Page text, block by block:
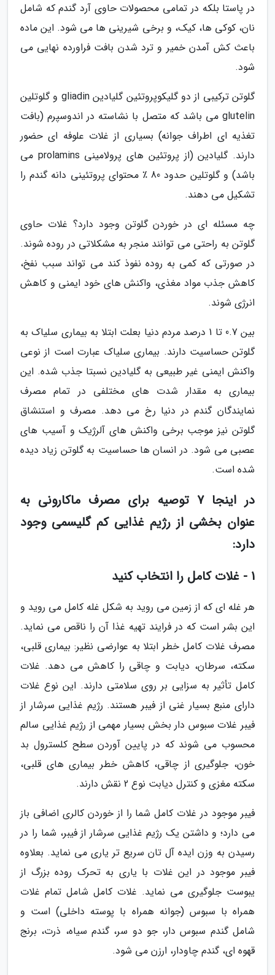
در پاستا بلکه در تمامی محصولات حاوی آرد گندم که شامل
نان، کوکی ها، کیک، و برخی شیرینی ها می شود. این ماده
باعث کش آمدن خمیر و ترد شدن بافت فراورده نهایی می
شود.
گلوتن ترکیبی از دو گلیکوپروتئین گلیادین gliadin و گلوتلین
glutelin می باشد که متصل با نشاسته در اندوسپرم (بافت
تغذیه ای اطراف جوانه) بسیاری از غلات علوفه ای حضور
دارند. گلیادین (از پروتئین های پرولامینی prolamins می
باشد) و گلوتلین حدود 80 ٪ محتوای پروتئینی دانه گندم را
تشکیل می دهند.
چه مسئله ای در خوردن گلوتن وجود دارد؟ غلات حاوی
گلوتن به راحتی می توانند منجر به مشکلاتی در روده شوند.
در صورتی که کمی به روده نفوذ کند می تواند سبب نفخ،
کاهش جذب مواد مغذی، واکنش های خود ایمنی و کاهش
انرژی شوند.
بین 0.7 تا 1 درصد مردم دنیا بعلت ابتلا به بیماری سلیاک به
گلوتن حساسیت دارند. بیماری سلیاک عبارت است از نوعی
واکنش ایمنی غیر طبیعی به گلیادین نسبتا جذب شده. این
بیماری به مقدار شدت های مختلفی در تمام مصرف
نمایندگان گندم در دنیا رخ می دهد. مصرف و استنشاق
گلوتن نیز موجب برخی واکنش های آلرژیک و آسیب های
عصبی می شود. در انسان ها حساسیت به گلوتن زیاد دیده
شده است.
در اینجا 7 توصیه برای مصرف ماکارونی به
عنوان بخشی از رژیم غذایی کم گلیسمی وجود
دارد:
1 - غلات کامل را انتخاب کنید
هر غله ای که از زمین می روید به شکل غله کامل می روید و
این بشر است که در فرایند تهیه غذا آن را ناقص می نماید.
مصرف غلات کامل خطر ابتلا به عوارضی نظیر: بیماری قلبی،
سکته، سرطان، دیابت و چاقی را کاهش می دهد. غلات
کامل تأثیر به سزایی بر روی سلامتی دارند. این نوع غلات
دارای منبع بسیار غنی از فیبر هستند. رژیم غذایی سرشار از
فیبر غلات سبوس دار بخش بسیار مهمی از رژیم غذایی سالم
محسوب می شوند که در پایین آوردن سطح کلسترول بد
خون، جلوگیری از چاقی، کاهش خطر بیماری های قلبی،
سکته مغزی و کنترل دیابت نوع 2 نقش دارند.
فیبر موجود در غلات کامل شما را از خوردن کالری اضافی باز
می دارد؛ و داشتن یک رژیم غذایی سرشار از فیبر، شما را در
رسیدن به وزن ایده آل تان سریع تر یاری می نماید. بعلاوه
فیبر موجود در این غلات با یاری به تحرک روده بزرگ از
یبوست جلوگیری می نماید. غلات کامل شامل تمام غلات
همراه با سبوس (جوانه همراه با پوسته داخلی) است و
شامل گندم سبوس دار، جو دو سر، گندم سیاه، ذرت، برنج
قهوه ای، گندم چاودار، ارزن می شود.